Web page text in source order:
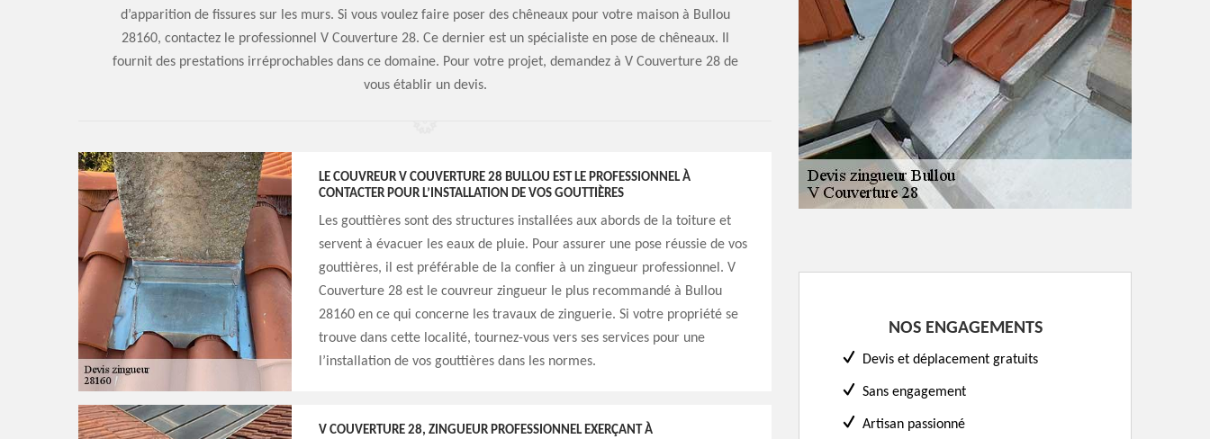
d’apparition de fissures sur les murs. Si vous voulez faire poser des chêneaux pour votre maison à Bullou
28160, contactez le professionnel V Couverture 28. Ce dernier est un spécialiste en pose de chêneaux. Il
fournit des prestations irréprochables dans ce domaine. Pour votre projet, demandez à V Couverture 28 de
vous établir un devis.
LE COUVREUR V COUVERTURE 28 BULLOU EST LE PROFESSIONNEL À
CONTACTER POUR L’INSTALLATION DE VOS GOUTTIÈRES
Les gouttières sont des structures installées aux abords de la toiture et
servent à évacuer les eaux de pluie. Pour assurer une pose réussie de vos
gouttières, il est préférable de la confier à un zingueur professionnel. V
Couverture 28 est le couvreur zingueur le plus recommandé à Bullou
28160 en ce qui concerne les travaux de zinguerie. Si votre propriété se
trouve dans cette localité, tournez-vous vers ses services pour une
l’installation de vos gouttières dans les normes.
V COUVERTURE 28, ZINGUEUR PROFESSIONNEL EXERÇANT À
NOS ENGAGEMENTS
Devis et déplacement gratuits
Sans engagement
Artisan passionné